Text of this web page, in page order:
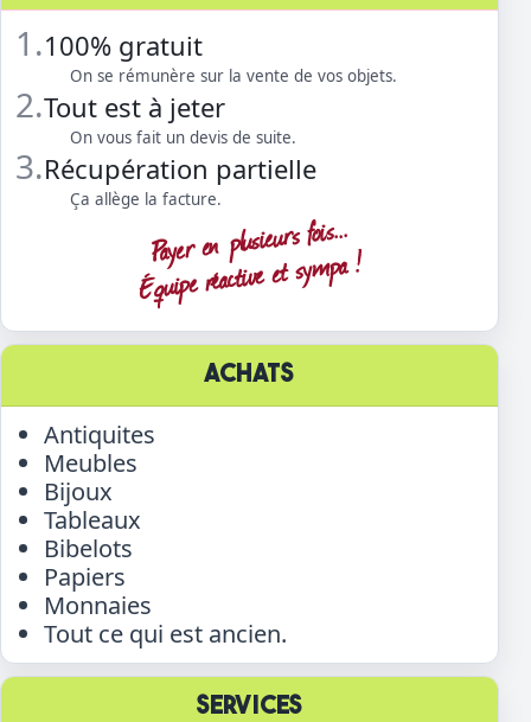
ACHATS
Antiquites
Meubles
Bijoux
Tableaux
Bibelots
Papiers
Monnaies
Tout ce qui est ancien.
1.100% gratuit
On se rémunère sur la vente de vos objets.
2.Tout est à jeter
On vous fait un devis de suite.
3.Récupération partielle
Ça allège la facture.
Payer en plusieurs fois...
Équipe réactive et sympa !
SERVICES